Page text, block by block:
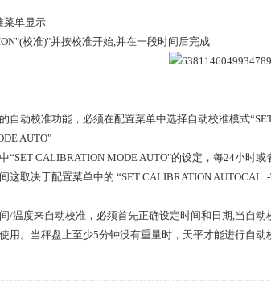
菜单显示
校准)"并按校准开始,并在一段时间后完成
自动校准功能，必须在配置菜单中选择自动校准模式
AUTO"
“SET CALIBRATION MODE AUTO"的设定，每24小时
这取决于配置菜单中的 “SET CALIBRATION AUTOCAL.
/温度来自动校准，必须首先正确设定时间和日期,当自
用。当秤盘上至少5分钟没有重量时，天平才能进行自